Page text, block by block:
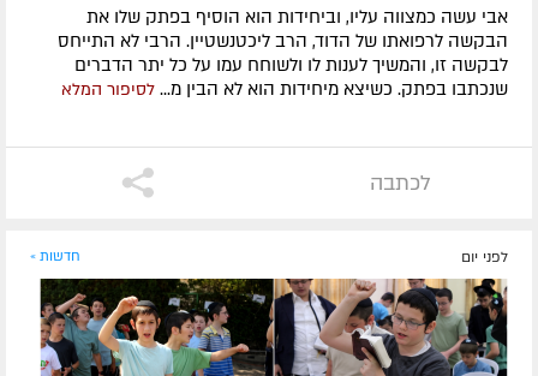
אבי עשה כמצווה עליו, וביחידות הוא הוסיף בפתק שלו את
הבקשה לרפואתו של הדוד, הרב ליכטנשטיין. הרבי לא התייחס
לבקשה זו, והמשיך לענות לו ולשוחח עמו על כל יתר הדברים
שנכתבו בפתק. כשיצא מיחידות הוא לא הבין מ... לסיפור המלא
לכתבה
לפני יום חדשות »